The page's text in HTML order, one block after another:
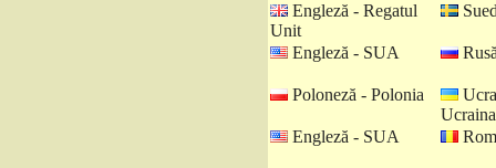
Engleză - Regatul
Unit
Engleză - SUA
Poloneză - Polonia
Ucraina
Engleză - SUA